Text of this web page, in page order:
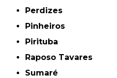
Perdizes
Pinheiros
Pirituba
Raposo Tavares
Sumaré